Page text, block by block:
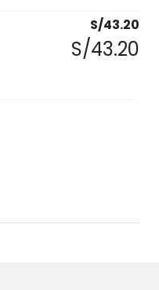
S/43.20
S/43.20